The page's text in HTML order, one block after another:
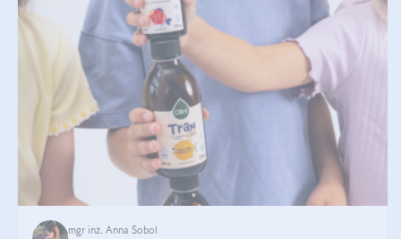
mgr inż. Anna Sobol